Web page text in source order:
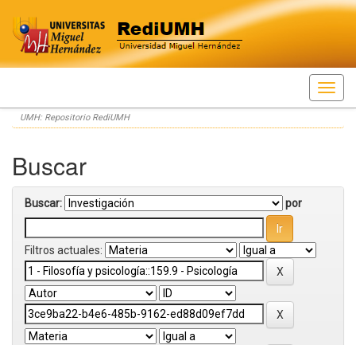
Skip
navigation
UMH: Repositorio RediUMH
Buscar
Buscar: por
Filtros actuales: